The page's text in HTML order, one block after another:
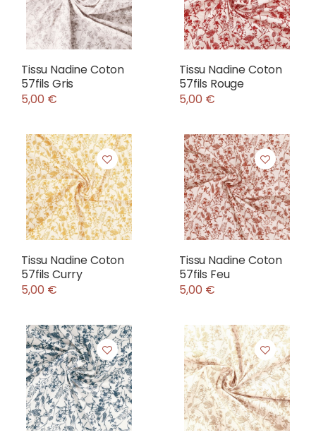
Tissu Nadine Coton
57fils Gris
5,00 €
Tissu Nadine Coton
57fils Rouge
5,00 €
Tissu Nadine Coton
57fils Curry
5,00 €
Tissu Nadine Coton
57fils Feu
5,00 €